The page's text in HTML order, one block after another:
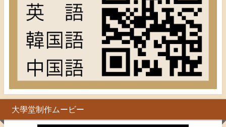
大學堂制作ムービー